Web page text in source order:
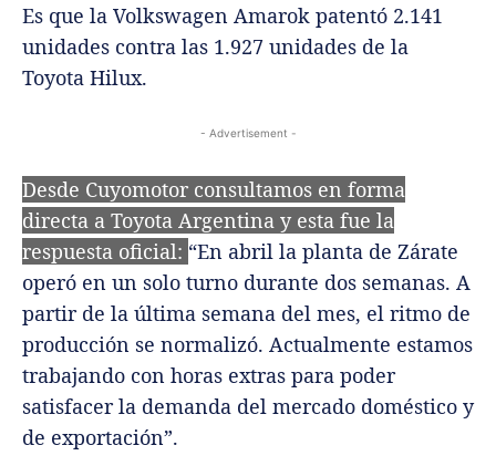
Es que la Volkswagen Amarok patentó 2.141
unidades contra las 1.927 unidades de la
Toyota Hilux.
- Advertisement -
Desde Cuyomotor consultamos en forma
directa a Toyota Argentina y esta fue la
respuesta oficial: “En abril la planta de Zárate
operó en un solo turno durante dos semanas. A
partir de la última semana del mes, el ritmo de
producción se normalizó. Actualmente estamos
trabajando con horas extras para poder
satisfacer la demanda del mercado doméstico y
de exportación”.